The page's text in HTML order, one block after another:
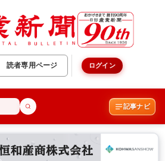
読者専用ページ ログイン
記事ナビ